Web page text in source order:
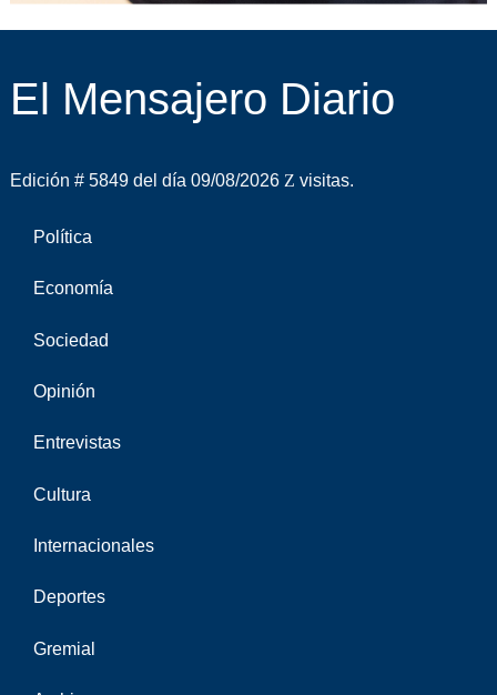
El Mensajero Diario
Edición # 5849 del día 09/08/2026 visitas.
Política
Economía
Sociedad
Opinión
Entrevistas
Cultura
Internacionales
Deportes
Gremial